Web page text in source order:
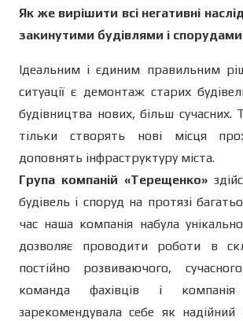
Як же вирішити всі негативні
закинутими будівлями і спорудами
Ідеальним і єдиним правильним
ситуації є демонтаж старих
будівництва нових, більш сучасних.
тільки створять нові місця
доповнять інфраструктуру міста.
Група компаній «Терещенко»
будівель і споруд на протязі
час наша компанія набула
дозволяє проводити роботи в
постійно розвиваючого,
команда фахівців і
зарекомендувала себе як